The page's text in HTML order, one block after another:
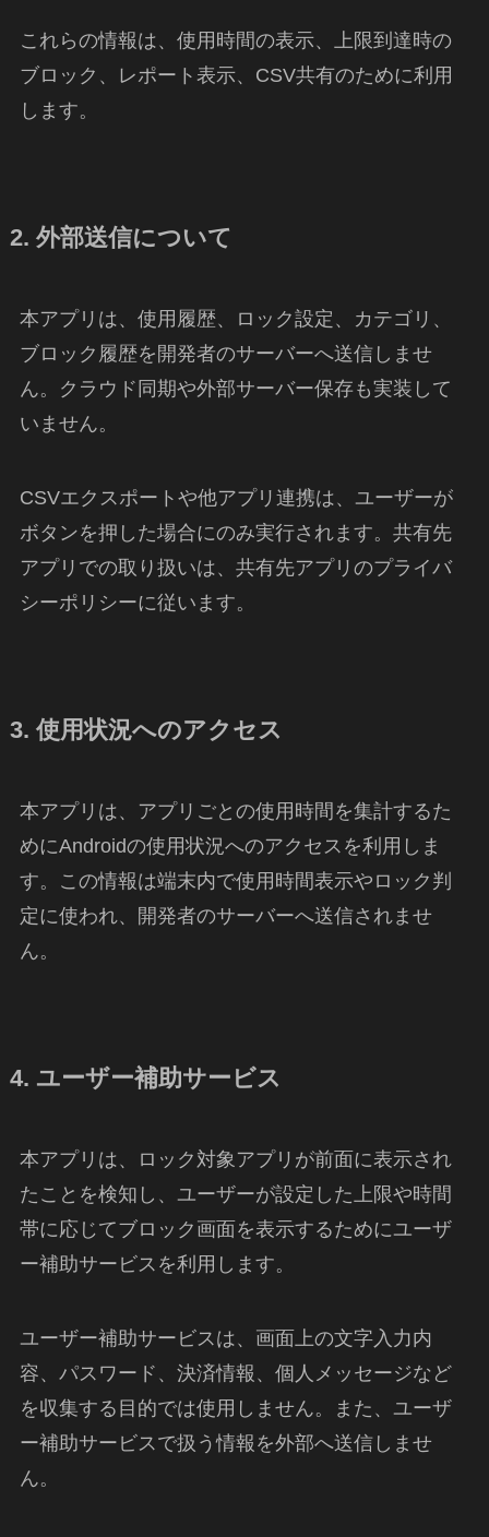
これらの情報は、使用時間の表示、上限到達時の
ブロック、レポート表示、CSV共有のために利用
します。
2. 外部送信について
本アプリは、使用履歴、ロック設定、カテゴリ、
ブロック履歴を開発者のサーバーへ送信しませ
ん。クラウド同期や外部サーバー保存も実装して
いません。
CSVエクスポートや他アプリ連携は、ユーザーが
ボタンを押した場合にのみ実行されます。共有先
アプリでの取り扱いは、共有先アプリのプライバ
シーポリシーに従います。
3. 使用状況へのアクセス
本アプリは、アプリごとの使用時間を集計するた
めにAndroidの使用状況へのアクセスを利用しま
す。この情報は端末内で使用時間表示やロック判
定に使われ、開発者のサーバーへ送信されませ
ん。
4. ユーザー補助サービス
本アプリは、ロック対象アプリが前面に表示され
たことを検知し、ユーザーが設定した上限や時間
帯に応じてブロック画面を表示するためにユーザ
ー補助サービスを利用します。
ユーザー補助サービスは、画面上の文字入力内
容、パスワード、決済情報、個人メッセージなど
を収集する目的では使用しません。また、ユーザ
ー補助サービスで扱う情報を外部へ送信しませ
ん。